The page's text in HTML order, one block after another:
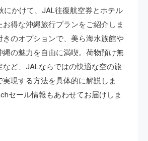
にかけて、JAL往復航空券とホテル
お得な沖縄旅行プランをご紹介しま
きのオプションで、美ら海水族館や
縄の魅力を自由に満喫。荷物預け無
など、JALならではの快適な空の旅
実現する方法を具体的に解説しま
セール情報もあわせてお届けしま